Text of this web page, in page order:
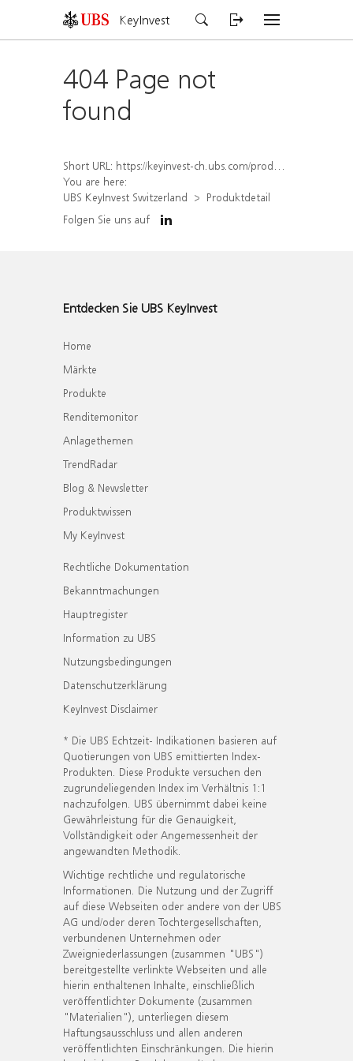
KeyInvest
404 Page not
found
Short URL: https://keyinvest-ch.ubs.com/produkt/detail/index/isin/CH1459073115
You are here:
UBS KeyInvest Switzerland
Produktdetail
Folgen Sie uns auf
Entdecken Sie UBS KeyInvest
Home
Märkte
Produkte
Renditemonitor
Anlagethemen
TrendRadar
Blog & Newsletter
Produktwissen
My KeyInvest
Rechtliche Dokumentation
Bekanntmachungen
Hauptregister
Information zu UBS
Nutzungsbedingungen
Datenschutzerklärung
KeyInvest Disclaimer
* Die UBS Echtzeit- Indikationen basieren auf
Quotierungen von UBS emittierten Index-
Produkten. Diese Produkte versuchen den
zugrundeliegenden Index im Verhältnis 1:1
nachzufolgen. UBS übernimmt dabei keine
Gewährleistung für die Genauigkeit,
Vollständigkeit oder Angemessenheit der
angewandten Methodik.
Wichtige rechtliche und regulatorische
Informationen. Die Nutzung und der Zugriff
auf diese Webseiten oder andere von der UBS
AG und/oder deren Tochtergesellschaften,
verbundenen Unternehmen oder
Zweigniederlassungen (zusammen "UBS")
bereitgestellte verlinkte Webseiten und alle
hierin enthaltenen Inhalte, einschließlich
veröffentlichter Dokumente (zusammen
"Materialien"), unterliegen diesem
Haftungsausschluss und allen anderen
veröffentlichten Einschränkungen. Die hierin